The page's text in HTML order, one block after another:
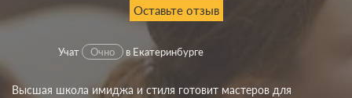
Профессии
Отзывы
Контакты
Оставьте отзыв
Учат Очно в Екатеринбурге
Высшая школа имиджа и стиля готовит мастеров для